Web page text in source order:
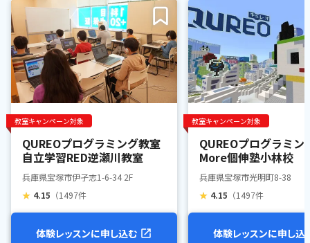
教室キャンペーン対象
QUREOプログラミング教室
自立学習RED逆瀬川教室
兵庫県宝塚市伊孑志1-6-34 2F
★ 4.15 （1497件
体験レッスンに申し込む
教室キャンペーン対象
QUREOプログラミン
More個伸塾小林校
兵庫県宝塚市光明町8-38
★ 4.15 （1497件
体験レッスンに申し込